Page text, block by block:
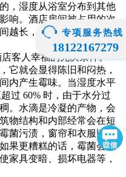
，湿度从浴室分布到其他
响。酒店房间被占用的次
越长，房间湿度的控制就
客人幸福的先决条件。
它就会显得陈旧和闷热，
内产生霉味。当湿度水平
过 60% 时，由于水分过
。水滴是冷凝的产物，会
物结构和内部经常会在短
菌污渍，窗帘和衣服以及
果更糟糕的话，霉菌会在
家具变暗、损坏电器等，
专项服务热线
18122167279